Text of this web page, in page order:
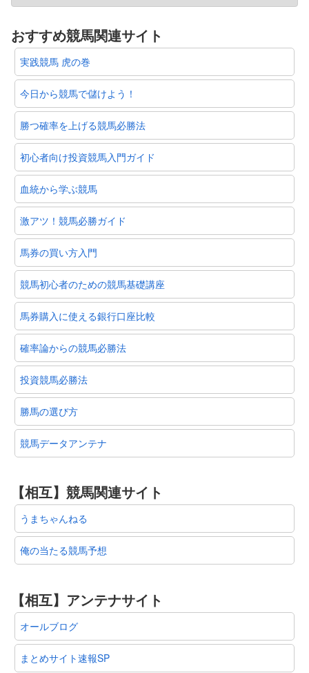
おすすめ競馬関連サイト
実践競馬 虎の巻
今日から競馬で儲けよう！
勝つ確率を上げる競馬必勝法
初心者向け投資競馬入門ガイド
血統から学ぶ競馬
激アツ！競馬必勝ガイド
馬券の買い方入門
競馬初心者のための競馬基礎講座
馬券購入に使える銀行口座比較
確率論からの競馬必勝法
投資競馬必勝法
勝馬の選び方
競馬データアンテナ
【相互】競馬関連サイト
うまちゃんねる
俺の当たる競馬予想
【相互】アンテナサイト
オールブログ
まとめサイト速報SP